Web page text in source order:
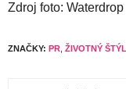
Zdroj foto: Waterdrop
ZNAČKY: PR ŽIVOTNÝ ŠTÝL